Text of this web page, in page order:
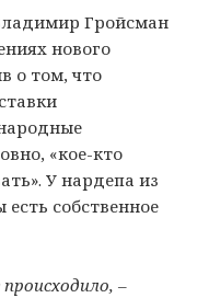
Гройсман
нового
о том, что
«кое-кто
У нардепа из
собственное
–